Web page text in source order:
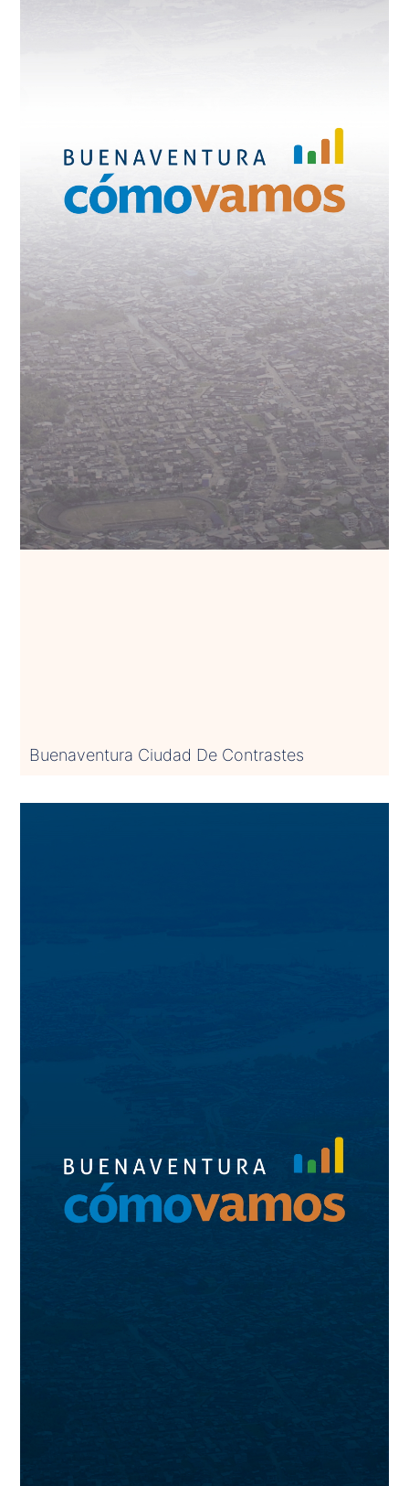
Buenaventura Ciudad De Contrastes